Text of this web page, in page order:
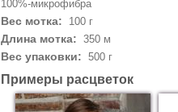
100%-микрофибра
Вес мотка: 100 г
Длина мотка: 350 м
Вес упаковки: 500 г
Примеры расцветок